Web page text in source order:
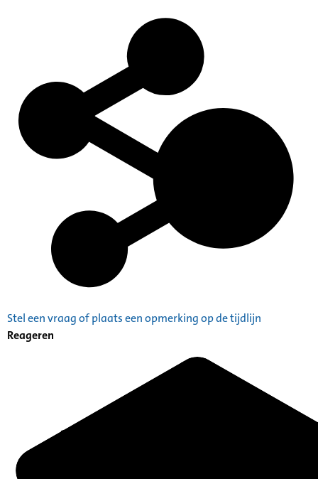
Stel een vraag of plaats een opmerking op de tijdlijn
Reageren